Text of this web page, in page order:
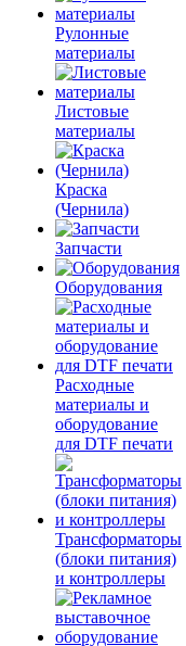
Рулонные
материалы
Листовые
материалы
Краска
(Чернила)
Запчасти
Оборудования
Расходные
материалы и
оборудование
для DTF печати
Трансформаторы
(блоки питания)
и контроллеры